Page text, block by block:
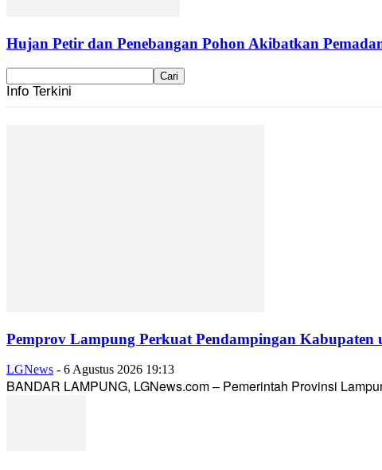
Hujan Petir dan Penebangan Pohon Akibatkan
Info Terkini
Pemprov Lampung Perkuat Pendampingan Kabupaten
LGNews - 6 Agustus 2026 19:13
BANDAR LAMPUNG, LGNews.com – Pemerintah Provinsi